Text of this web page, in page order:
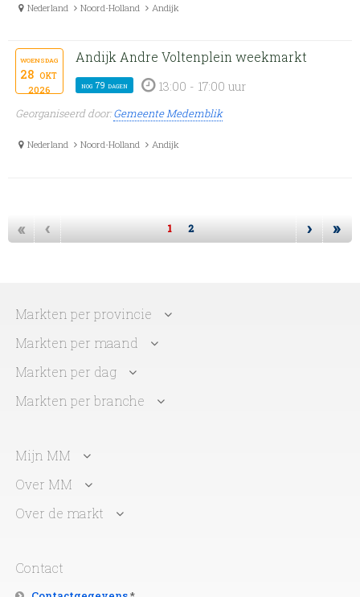
Nederland Noord-Holland Andijk
woensdag
28 okt
2026
Andijk Andre Voltenplein weekmarkt
nog 79 dagen 13:00 - 17:00 uur
Georganiseerd door:Gemeente Medemblik
Nederland Noord-Holland Andijk
« ‹ 1 2 › »
Markten per provincie
Markten per maand
Markten per dag
Markten per branche
Mijn MM
Over MM
Over de markt
Contact